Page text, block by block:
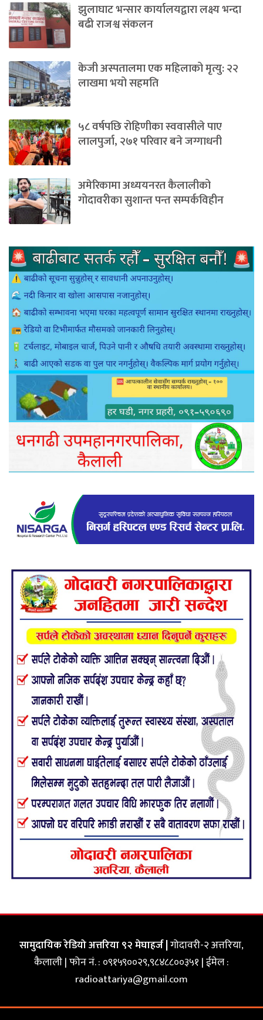
झुलाघाट भन्सार कार्यालयद्वारा लक्ष्य भन्दा
बढी राजश्व संकलन
केजी अस्पतालमा एक महिलाको मृत्यु: २२
लाखमा भयो सहमति
५८ वर्षपछि रोहिणीका स्ववासीले पाए
लालपुर्जा, २७१ परिवार बने जग्गाधनी
अमेरिकामा अध्ययनरत कैलालीको
गोदावरीका सुशान्त पन्त सम्पर्कविहीन
सामुदायिक रेडियो अत्तरिया ९२ मेघाहर्ज |गोदावरी-२ अत्तरिया,
कैलाली | फोन नं. : ०९१५९००२९,९८४८८००३५१ | ईमेल :
radioattariya@gmail.com